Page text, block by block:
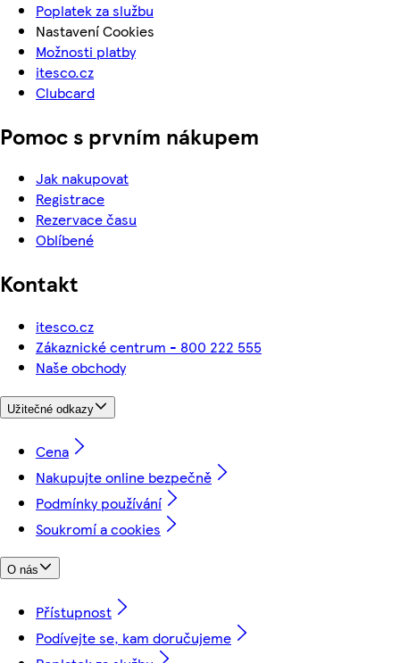
Poplatek za službu
Nastavení Cookies
Možnosti platby
itesco.cz
Clubcard
Pomoc s prvním nákupem
Jak nakupovat
Registrace
Rezervace času
Oblíbené
Kontakt
itesco.cz
Zákaznické centrum - 800 222 555
Naše obchody
Užitečné odkazy
Cena
Nakupujte online bezpečně
Podmínky používání
Soukromí a cookies
O nás
Přístupnost
Podívejte se, kam doručujeme